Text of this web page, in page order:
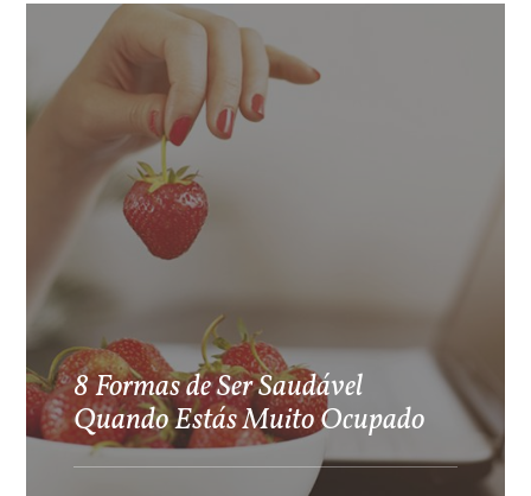
8 Formas de Ser Saudável
Quando Estás Muito Ocupado